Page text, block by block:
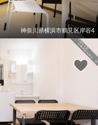
神奈川県横浜市鶴見区岸谷4